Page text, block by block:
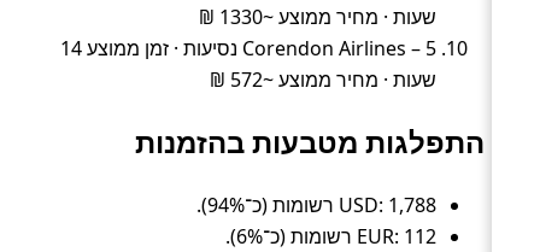
שעות · מחיר ממוצע ~1330 ₪
Corendon Airlines – 5 נסיעות · זמן ממוצע 14
שעות · מחיר ממוצע ~572 ₪
התפלגות מטבעות בהזמנות
USD: 1,788 רשומות (כ־94%).
EUR: 112 רשומות (כ־6%).